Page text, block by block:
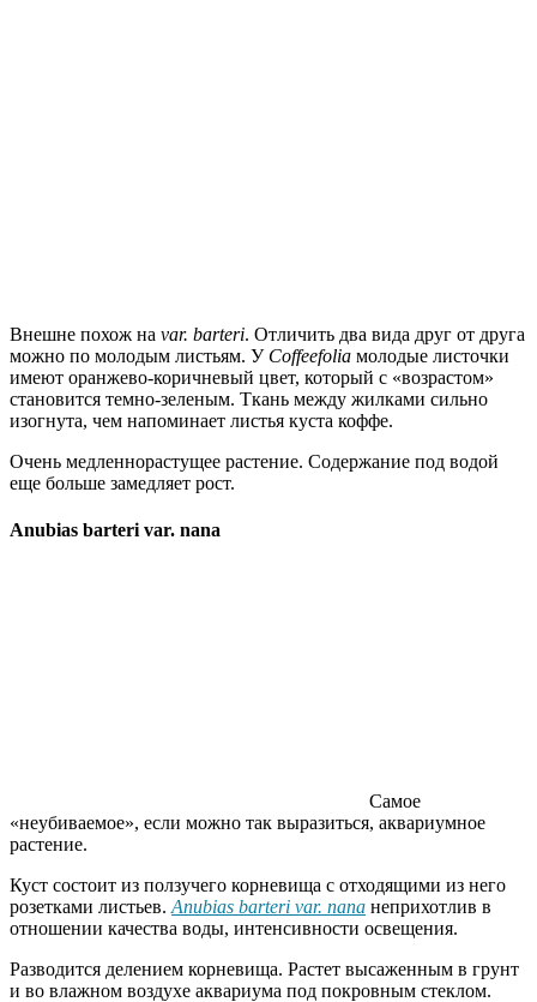
Внешне похож на var. barteri. Отличить два вида друг от друга
можно по молодым листьям. У Coffeefolia молодые листочки
имеют оранжево-коричневый цвет, который с «возрастом»
становится темно-зеленым. Ткань между жилками сильно
изогнута, чем напоминает листья куста коффе.
Очень медленнорастущее растение. Содержание под водой
еще больше замедляет рост.
Anubias barteri var. nana
Самое
«неубиваемое», если можно так выразиться, аквариумное
растение.
Куст состоит из ползучего корневища с отходящими из него
розетками листьев. Anubias barteri var. nana неприхотлив в
отношении качества воды, интенсивности освещения.
Разводится делением корневища. Растет высаженным в грунт
и во влажном воздухе аквариума под покровным стеклом.